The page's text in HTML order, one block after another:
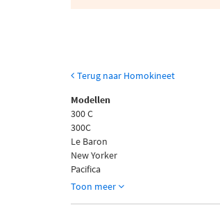
Terug naar Homokineet
Modellen
300 C
300C
Le Baron
New Yorker
Pacifica
Toon meer